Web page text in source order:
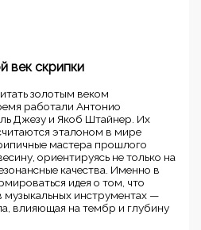
век скрипки
золотым веком
работали Антонио
Джезу и Якоб Штайнер. Их
эталоном в мире
мастера прошлого
ориентируясь не только на
качества. Именно в
идея о том, что
музыкальных инструментах —
влияющая на тембр и глубину